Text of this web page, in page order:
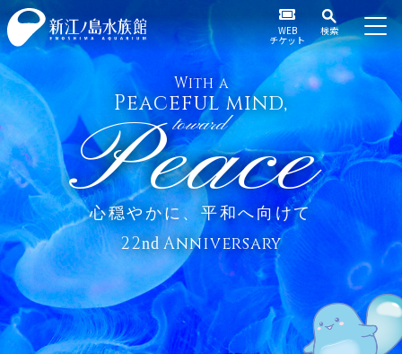
WEB
チケット
検索
With a
Peaceful mind,
toward
Peace
心穏やかに、平和へ向けて
22ndAnniversary